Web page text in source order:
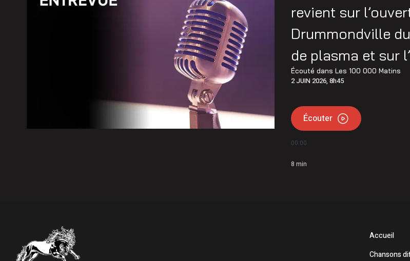
revient sur
Drummondville
de plasma et sur
Écouté dansLes 100 000 Matins
2 JUIN 2026, 8h45
Écouter
00:00
8 min
Accueil
Chansons